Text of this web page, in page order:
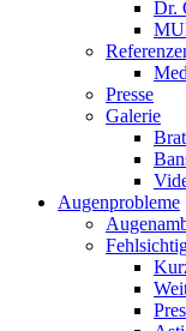
Dr.
Presse
Galerie
Augenprobleme